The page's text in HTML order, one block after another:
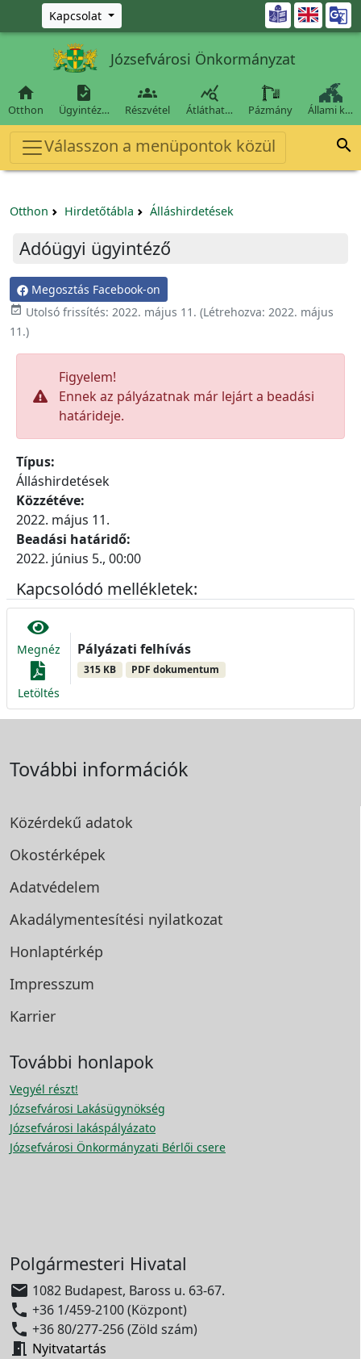
Ugrás a fő tartalomra
Kapcsolat 
Józsefvárosi Önkormányzat

Otthon

Ügyintéz…

Részvétel

Átláthat… Pázmány Állami k…
Válasszon a menüpontok közül 
Otthon Hirdetőtábla Álláshirdetések
Adóügyi ügyintéző
Megosztás Facebook-on
 Utolsó frissítés: 2022. május 11. (Létrehozva: 2022. május
11.)
Figyelem!
Ennek az pályázatnak már lejárt a beadási
határideje.
Típus:
Álláshirdetések
Közzétéve:
2022. május 11.
Beadási határidő:
2022. június 5., 00:00
Kapcsolódó mellékletek:
Megnéz
Letöltés
Pályázati felhívás
315 KB PDF dokumentum
További információk
Közérdekű adatok
Okostérképek
Adatvédelem
Akadálymentesítési nyilatkozat
Honlaptérkép
Impresszum
Karrier
További honlapok
Vegyél részt!
Józsefvárosi Lakásügynökség
Józsefvárosi lakáspályázato
Józsefvárosi Önkormányzati Bérlői csere
Polgármesteri Hivatal
 1082 Budapest, Baross u. 63-67.
 +36 1/459-2100 (Központ)
 +36 80/277-256 (Zöld szám)
 Nyitvatartás